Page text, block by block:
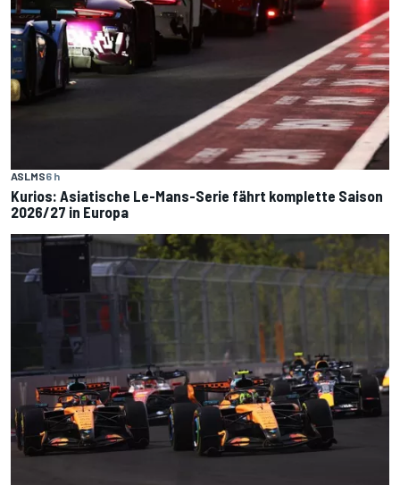
ASLMS6 h
Kurios: Asiatische Le-Mans-Serie fährt komplette Saison
2026/27 in Europa